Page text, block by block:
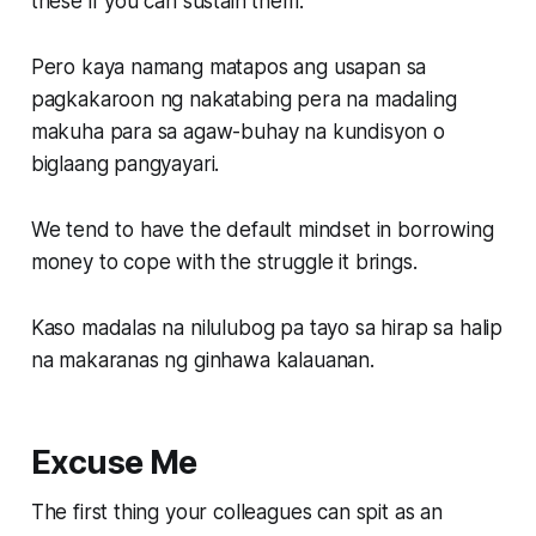
Pero kaya namang matapos ang usapan sa
pagkakaroon ng nakatabing pera na madaling
makuha para sa agaw-buhay na kundisyon o
biglaang pangyayari.
We tend to have the default mindset in borrowing
money to cope with the struggle it brings.
Kaso madalas na nilulubog pa tayo sa hirap sa halip
na makaranas ng ginhawa kalauanan.
Excuse Me
The first thing your colleagues can spit as an